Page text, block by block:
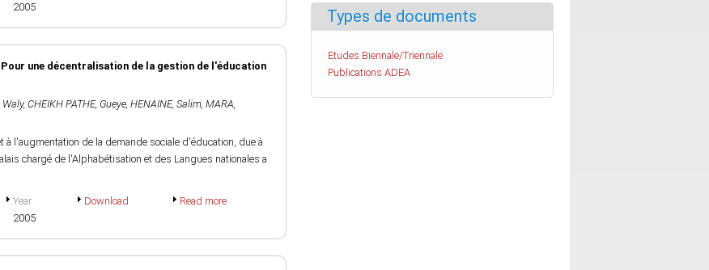
2005
une décentralisation de la gestion de l'éducation
Waly, CHEIKH PATHE, Gueye, HENAINE, Salim, MARA,
à l'augmentation de la demande sociale d'éducation, due à
chargé de l'Alphabétisation et des Langues nationales a
Year
2005
Download Read more
Types de documents
Etudes Biennale/Triennale
Publications ADEA